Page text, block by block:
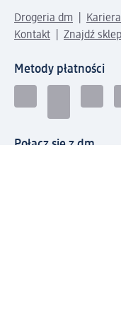
Drogeria dm Kariera
Kontakt
Znajdź
Metody płatności
Połącz się z dm